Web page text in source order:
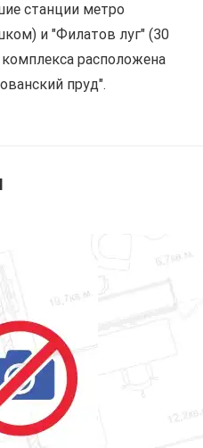
станции метро
и "Филатов луг" (30
расположена
пруд".